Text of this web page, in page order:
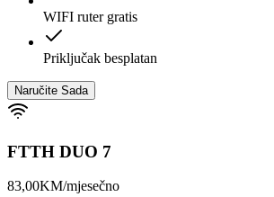
WIFI ruter gratis
Priključak besplatan
Naručite Sada
FTTH DUO 7
83,00KM/mjesečno